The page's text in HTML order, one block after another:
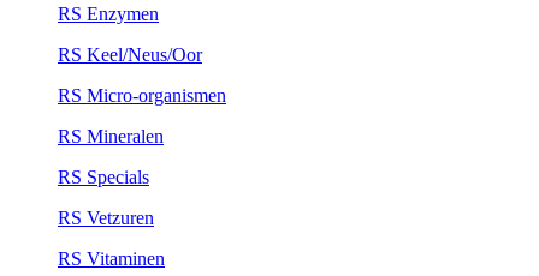
RS Enzymen
RS Keel/Neus/Oor
RS Micro-organismen
RS Mineralen
RS Specials
RS Vetzuren
RS Vitaminen